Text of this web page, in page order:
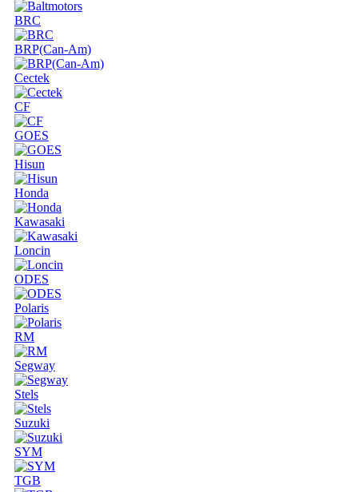
BRC
BRP(Can-Am)
Cectek
CF
GOES
Hisun
Honda
Kawasaki
Loncin
ODES
Polaris
RM
Segway
Stels
Suzuki
SYM
TGB